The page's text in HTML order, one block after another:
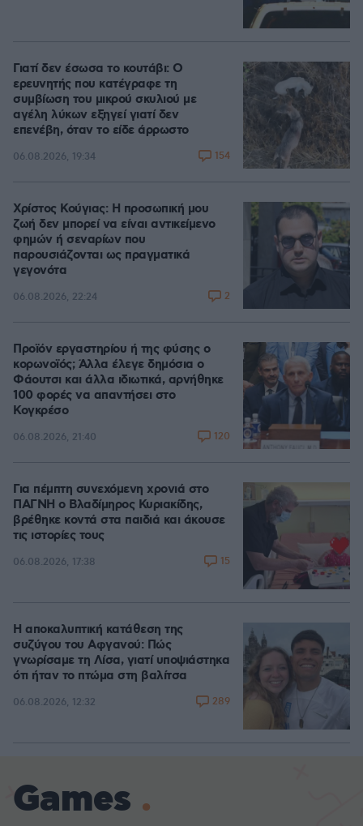
Γιατί δεν έσωσα το κουτάβι: Ο
ερευνητής που κατέγραφε τη
συμβίωση του μικρού σκυλιού με
αγέλη λύκων εξηγεί γιατί δεν
επενέβη, όταν το είδε άρρωστο
06.08.2026, 19:34 154
Χρίστος Κούγιας: Η προσωπική μου
ζωή δεν μπορεί να είναι αντικείμενο
φημών ή σεναρίων που
παρουσιάζονται ως πραγματικά
γεγονότα
06.08.2026, 22:24 2
Προϊόν εργαστηρίου ή της φύσης ο
κορωνοϊός; Άλλα έλεγε δημόσια ο
Φάουτσι και άλλα ιδιωτικά, αρνήθηκε
100 φορές να απαντήσει στο
Κογκρέσο
06.08.2026, 21:40 120
Για πέμπτη συνεχόμενη χρονιά στο
ΠΑΓΝΗ ο Βλαδίμηρος Κυριακίδης,
βρέθηκε κοντά στα παιδιά και άκουσε
τις ιστορίες τους
06.08.2026, 17:38 15
Η αποκαλυπτική κατάθεση της
συζύγου του Αφγανού: Πώς
γνωρίσαμε τη Λίσα, γιατί υποψιάστηκα
ότι ήταν το πτώμα στη βαλίτσα
06.08.2026, 12:32 289
Games